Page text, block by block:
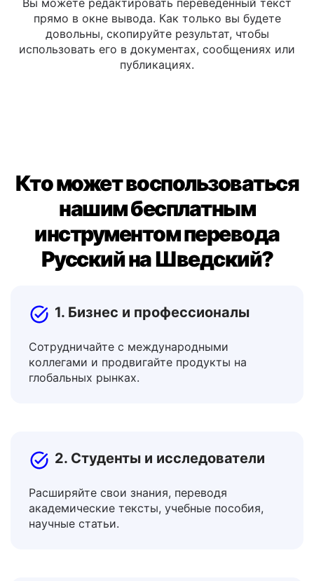
Скопировать или редактировать
Вы можете редактировать переведенный текст
прямо в окне вывода. Как только вы будете
довольны, скопируйте результат, чтобы
Кто может воспользоваться
нашим бесплатным
инструментом перевода
1. Бизнес и профессионалы
Сотрудничайте с международными
2. Студенты и исследователи
Расширяйте свои знания, переводя